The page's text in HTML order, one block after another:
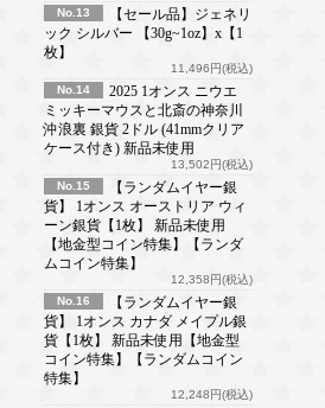
No.13
【セール品】ジェネリ
ック シルバー 【30g~1oz】x【1
枚】
11,496円(税込)
No.14
2025 1オンス ニウエ
ミッキーマウスと北斎の神奈川
沖浪裏 銀貨 2ドル (41mmクリア
ケース付き) 新品未使用
13,502円(税込)
No.15
【ランダムイヤー銀
貨】 1オンス オーストリア ウィ
ーン銀貨【1枚】 新品未使用
【地金型コイン特集】【ランダ
ムコイン特集】
12,358円(税込)
No.16
【ランダムイヤー銀
貨】 1オンス カナダ メイプル銀
貨【1枚】 新品未使用【地金型
コイン特集】【ランダムコイン
特集】
12,248円(税込)